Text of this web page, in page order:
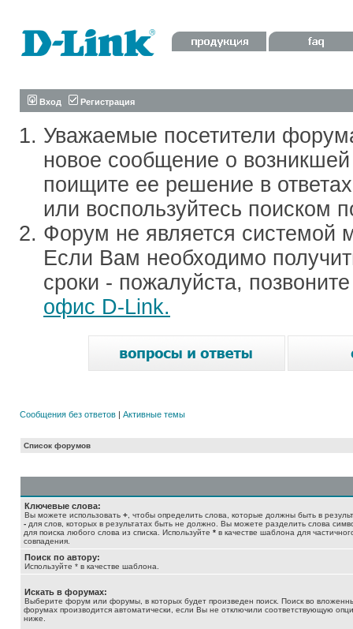
Вход Регистрация
Уважаемые посетители
новое сообщение о
поищите ее решение в
или воспользуйтесь поиском
Форум не является системой
Если Вам необходимо
сроки - пожалуйста,
офис D-Link.
Сообщения без ответов | Активные темы
Список форумов
Ключевые слова:
Вы можете использовать + , чтобы определить слова, которые должны быть в
- для слов, которых в результатах быть не должно. Вы можете разделить слова
для поиска любого слова из списка. Используйте * в качестве шаблона для
совпадения.
Поиск по автору:
Используйте * в качестве шаблона.
Искать в форумах:
Выберите форум или форумы, в которых будет произведен поиск. Поиск во
форумах производится автоматически, если Вы не отключили соответствующую
ниже.